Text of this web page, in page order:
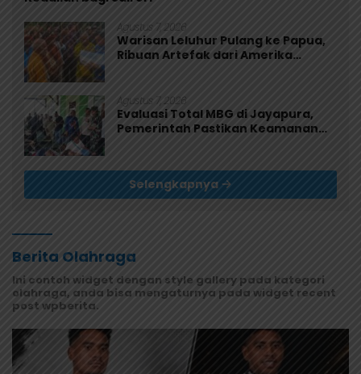
Agustus 7, 2026
Warisan Leluhur Pulang ke Papua,
Ribuan Artefak dari Amerika
Agustus 7, 2026
Evaluasi Total MBG di Jayapura,
Pemerintah Pastikan Keamanan
Selengkapnya
Berita Olahraga
Ini contoh widget dengan style gallery pada kategori
olahraga, anda bisa mengaturnya pada widget recent
post wpberita.